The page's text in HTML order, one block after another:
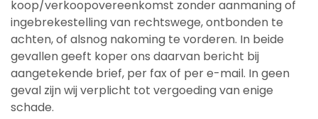
koop/verkoopovereenkomst zonder aanmaning of
ingebrekestelling van rechtswege, ontbonden te
achten, of alsnog nakoming te vorderen. In beide
gevallen geeft koper ons daarvan bericht bij
aangetekende brief, per fax of per e-mail. In geen
geval zijn wij verplicht tot vergoeding van enige
schade.